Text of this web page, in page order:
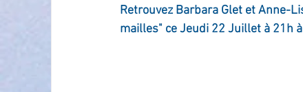
Instruction Publique & Familles PRESSE
Retrouvez Barbara Glet et Anne-
mailles" ce Jeudi 22 Juillet à 21h